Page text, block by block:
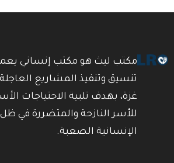
مكتب ليث هو مكتب إنساني
تنسيق وتنفيذ المشاريع
غزة، بهدف تلبية الاحتياجات
للأسر النازحة والمتضررة في
الإنسانية الصعبة.